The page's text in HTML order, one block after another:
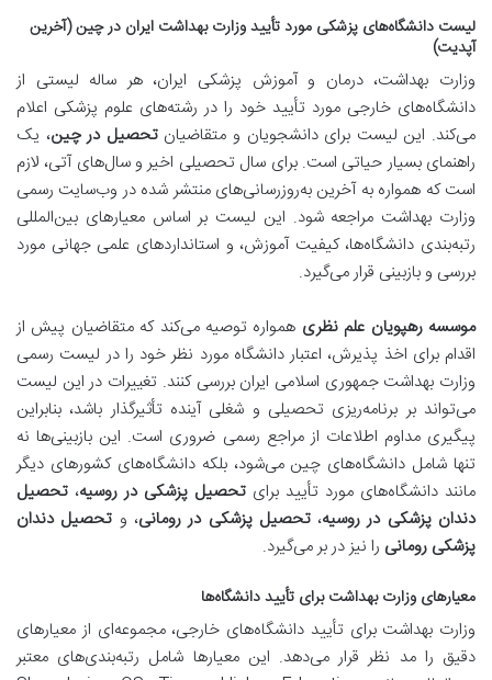
لیست دانشگاه‌های پزشکی مورد تأیید وزارت بهداشت ایران در چین (آخرین
آپدیت)
وزارت بهداشت، درمان و آموزش پزشکی ایران، هر ساله لیستی از
دانشگاه‌های خارجی مورد تأیید خود را در رشته‌های علوم پزشکی اعلام
می‌کند. این لیست برای دانشجویان و متقاضیان تحصیل در چین، یک
راهنمای بسیار حیاتی است. برای سال تحصیلی اخیر و سال‌های آتی، لازم
است که همواره به آخرین به‌روزرسانی‌های منتشر شده در وب‌سایت رسمی
وزارت بهداشت مراجعه شود. این لیست بر اساس معیارهای بین‌المللی
رتبه‌بندی دانشگاه‌ها، کیفیت آموزش، و استانداردهای علمی جهانی مورد
بررسی و بازبینی قرار می‌گیرد.
موسسه رهپویان علم نظری همواره توصیه می‌کند که متقاضیان پیش از
اقدام برای اخذ پذیرش، اعتبار دانشگاه مورد نظر خود را در لیست رسمی
وزارت بهداشت جمهوری اسلامی ایران بررسی کنند. تغییرات در این لیست
می‌تواند بر برنامه‌ریزی تحصیلی و شغلی آینده تأثیرگذار باشد، بنابراین
پیگیری مداوم اطلاعات از مراجع رسمی ضروری است. این بازبینی‌ها نه
تنها شامل دانشگاه‌های چین می‌شود، بلکه دانشگاه‌های کشورهای دیگر
مانند دانشگاه‌های مورد تأیید برای تحصیل پزشکی در روسیه، تحصیل
دندان پزشکی در روسیه، تحصیل پزشکی در رومانی، و تحصیل دندان
پزشکی رومانی را نیز در بر می‌گیرد.
معیارهای وزارت بهداشت برای تأیید دانشگاه‌ها
وزارت بهداشت برای تأیید دانشگاه‌های خارجی، مجموعه‌ای از معیارهای
دقیق را مد نظر قرار می‌دهد. این معیارها شامل رتبه‌بندی‌های معتبر